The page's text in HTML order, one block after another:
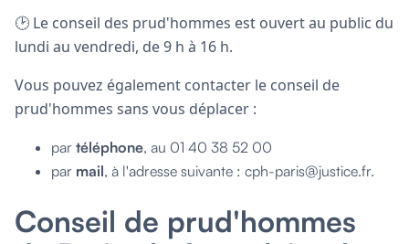
🕑 Le conseil des prud'hommes est ouvert au public du
lundi au vendredi, de 9 h à 16 h.
Vous pouvez également contacter le conseil de
prud'hommes sans vous déplacer :
par téléphone, au 01 40 38 52 00
par mail, à l'adresse suivante : cph-paris@justice.fr.
Conseil de prud'hommes